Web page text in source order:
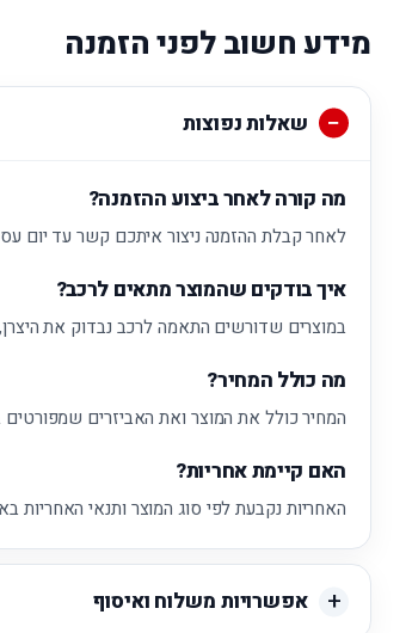
מידע חשוב לפני הזמנה
שאלות נפוצות
מה קורה לאחר ביצוע ההזמנה?
לאחר קבלת ההזמנה ניצור איתכם קשר עד יום
איך בודקים שהמוצר מתאים לרכב?
במוצרים שדורשים התאמה לרכב נבדוק את
מה כולל המחיר?
המחיר כולל את המוצר ואת האביזרים
האם קיימת אחריות?
האחריות נקבעת לפי סוג המוצר ותנאי האחריות
אפשרויות משלוח ואיסוף